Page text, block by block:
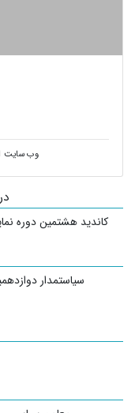
وب سایت
کاندید هشتمین دوره
سیاستمدار